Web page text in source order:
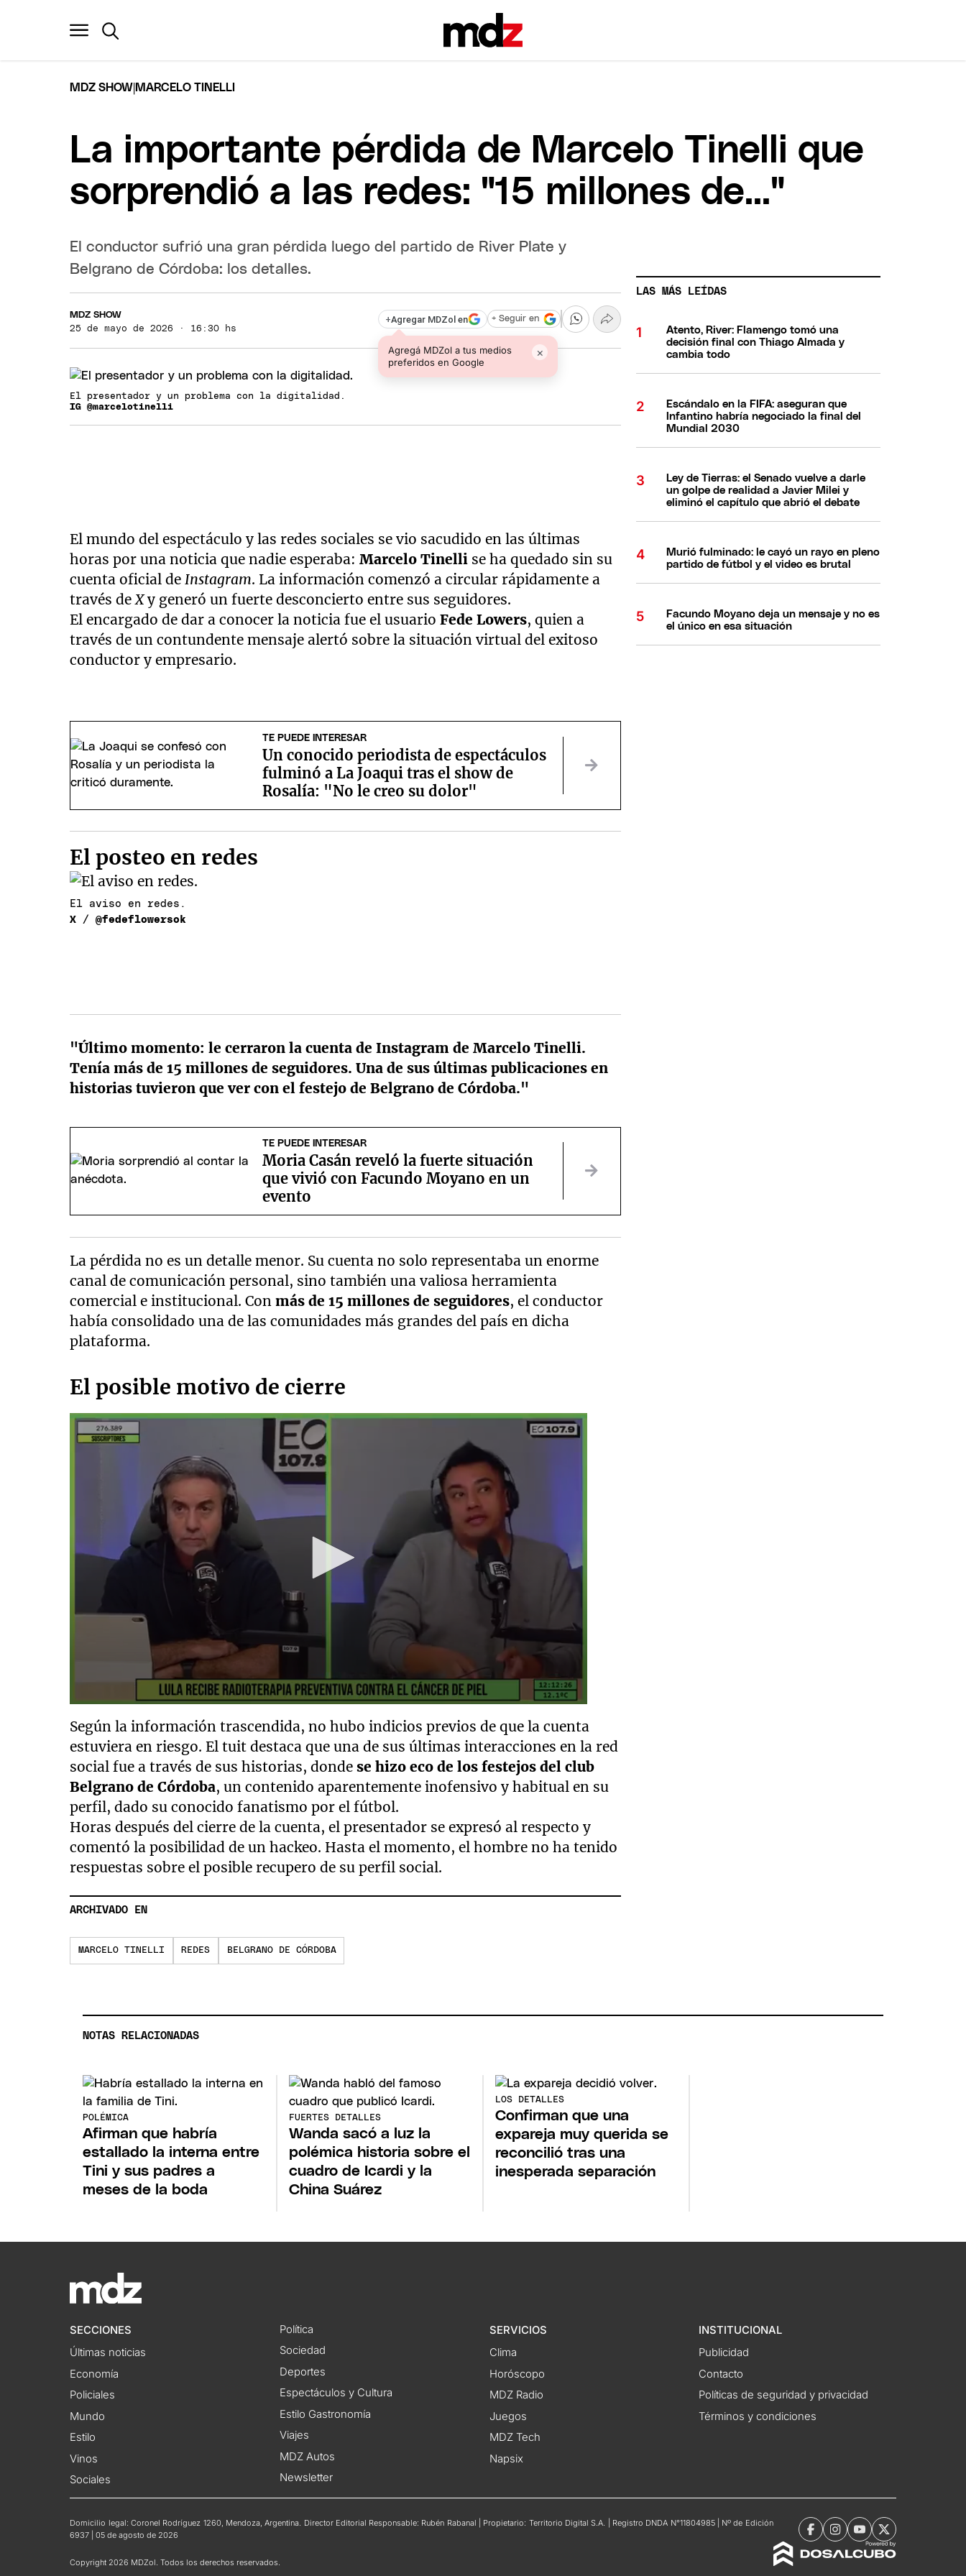
MDZ SHOW MARCELO TINELLI
La importante pérdida de Marcelo Tinelli que
sorprendió a las redes: "15 millones de..."
El conductor sufrió una gran pérdida luego del partido de River Plate y
Belgrano de Córdoba: los detalles.
MDZ SHOW
25 de mayo de 2026 · 16:30 hs
+Agregar MDZol en
Agregá MDZol a tus medios
preferidos en Google
×
+ Seguir en
El presentador y un problema con la digitalidad.
IG @marcelotinelli
El mundo del espectáculo y las redes sociales se vio sacudido en las últimas
horas por una noticia que nadie esperaba:Marcelo Tinelli se ha quedado sin su
cuenta oficial deInstagram. La información comenzó a circular rápidamente a
través deXy generó un fuerte desconcierto entre sus seguidores.
El encargado de dar a conocer la noticia fue el usuarioFede Lowers, quien a
través de un contundente mensaje alertó sobre la situación virtual del exitoso
conductor y empresario.
TE PUEDE INTERESAR
Un conocido periodista de espectáculos
fulminó a La Joaqui tras el show de
Rosalía: "No le creo su dolor"
El posteo en redes
El aviso en redes.
X / @fedeflowersok
"Último momento: le cerraron la cuenta de Instagram de Marcelo Tinelli.
Tenía más de 15 millones de seguidores. Una de sus últimas publicaciones en
historias tuvieron que ver con el festejo de Belgrano de Córdoba."
TE PUEDE INTERESAR
Moria Casán reveló la fuerte situación
que vivió con Facundo Moyano en un
evento
La pérdida no es un detalle menor. Su cuenta no solo representaba un enorme
canal de comunicación personal, sino también una valiosa herramienta
comercial e institucional. Conmás de 15 millones de seguidores, el conductor
había consolidado una de las comunidades más grandes del país en dicha
plataforma.
El posible motivo de cierre
Según la información trascendida, no hubo indicios previos de que la cuenta
estuviera en riesgo. El tuit destaca que una de sus últimas interacciones en la red
social fue a través de sus historias, dondese hizo eco de los festejos del club
Belgrano de Córdoba, un contenido aparentemente inofensivo y habitual en su
perfil, dado su conocido fanatismo por el fútbol.
Horas después del cierre de la cuenta, el presentador se expresó al respecto y
comentó la posibilidad de un hackeo. Hasta el momento, el hombre no ha tenido
respuestas sobre el posible recupero de su perfil social.
ARCHIVADO EN
MARCELO TINELLI REDES BELGRANO DE CÓRDOBA
LAS MÁS LEÍDAS
Atento, River: Flamengo tomó una
decisión final con Thiago Almada y
cambia todo
Escándalo en la FIFA: aseguran que
Infantino habría negociado la final del
Mundial 2030
Ley de Tierras: el Senado vuelve a darle
un golpe de realidad a Javier Milei y
eliminó el capítulo que abrió el debate
Murió fulminado: le cayó un rayo en pleno
partido de fútbol y el video es brutal
Facundo Moyano deja un mensaje y no es
el único en esa situación
NOTAS RELACIONADAS
POLÉMICA
Afirman que habría
estallado la interna entre
Tini y sus padres a
meses de la boda
FUERTES DETALLES
Wanda sacó a luz la
polémica historia sobre el
cuadro de Icardi y la
China Suárez
LOS DETALLES
Confirman que una
expareja muy querida se
reconcilió tras una
inesperada separación
SECCIONES
Últimas noticias
Economía
Policiales
Mundo
Estilo
Vinos
Sociales
Política
Sociedad
Deportes
Espectáculos y Cultura
Estilo Gastronomía
Viajes
MDZ Autos
Newsletter
SERVICIOS
Clima
Horóscopo
MDZ Radio
Juegos
MDZ Tech
Napsix
INSTITUCIONAL
Publicidad
Contacto
Políticas de seguridad y privacidad
Términos y condiciones
Domicilio legal: Coronel Rodríguez 1260, Mendoza, Argentina. Director Editorial Responsable: Rubén Rabanal | Propietario: Territorio Digital S.A. | Registro DNDA N°11804985 | Nº de Edición
6937 | 05 de agosto de 2026
Copyright 2026 MDZol. Todos los derechos reservados.